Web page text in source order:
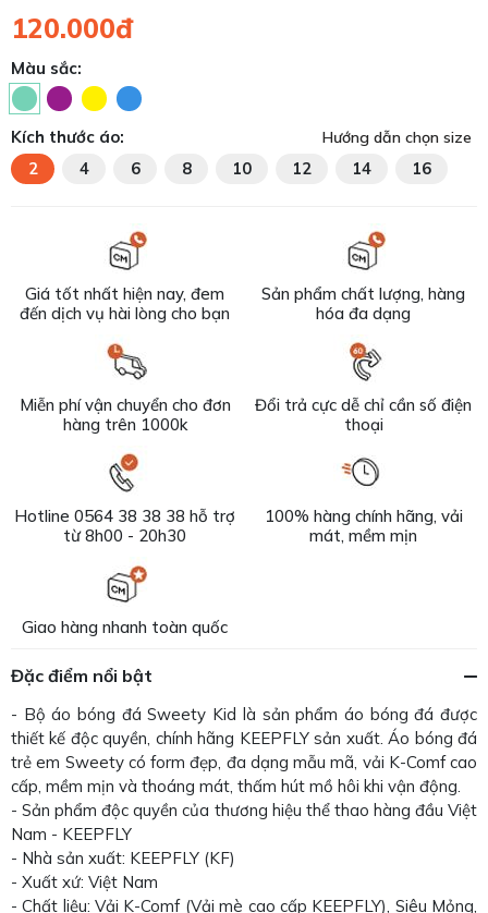
120.000đ
Màu sắc:
Kích thước áo: Hướng dẫn chọn size
2 4 6 8 10 12 14 16
Giá tốt nhất hiện nay, đem
đến dịch vụ hài lòng cho bạn
Sản phẩm chất lượng, hàng
hóa đa dạng
Miễn phí vận chuyển cho đơn
hàng trên 1000k
Đổi trả cực dễ chỉ cần số điện
thoại
Hotline 0564 38 38 38 hỗ trợ
từ 8h00 - 20h30
100% hàng chính hãng, vải
mát, mềm mịn
Giao hàng nhanh toàn quốc
Đặc điểm nổi bật
- Bộ áo bóng đá Sweety Kid là sản phẩm áo bóng đá được
thiết kế độc quyền, chính hãng KEEPFLY sản xuất. Áo bóng đá
trẻ em Sweety có form đẹp, đa dạng mẫu mã, vải K-Comf cao
cấp, mềm mịn và thoáng mát, thấm hút mồ hôi khi vận động.
- Sản phẩm độc quyền của thương hiệu thể thao hàng đầu Việt
Nam - KEEPFLY
- Nhà sản xuất: KEEPFLY (KF)
- Xuất xứ: Việt Nam
- Chất liệu: Vải K-Comf (Vải mè cao cấp KEEPFLY), Siêu Mỏng,